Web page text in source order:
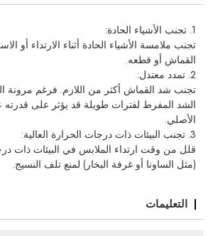
1. تجنب الأشياء الحادة:
تجنب ملامسة الأشياء الحادة أثناء الارتداء أو
القماش أو قطعه.
2. تمدد معتدل:
تجنب شد القماش أكثر من اللازم. فرغم مرونة
الشد المفرط لفترات طويلة قد يؤثر على
الأصلي.
3. تجنب البيئات ذات درجات الحرارة العالية:
قلل من وقت ارتداء الملابس في البيئات ذات
(مثل الساونا أو غرفة البخار) لمنع تلف النسيج.
التعليمات